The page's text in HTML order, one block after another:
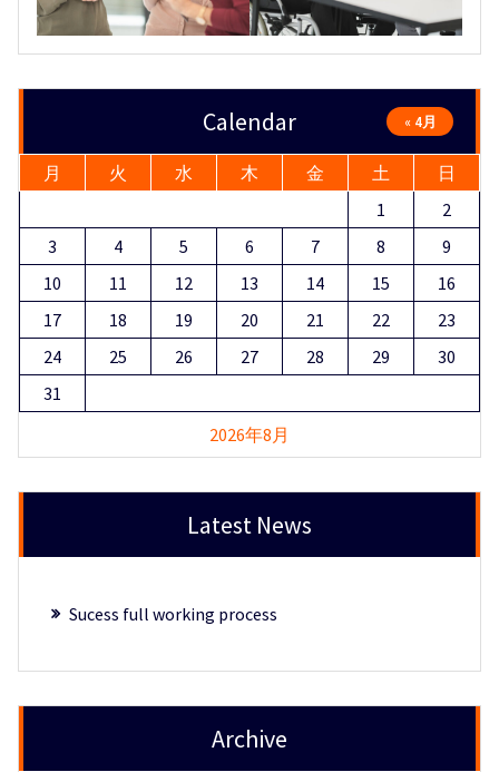
Calendar
2026年8月
月 火 水 木 金 土
日
1
2
3
4 5 6 7 8
9
10
11 12 13 14 15
16
17
18 19 20 21 22
23
24
25 26 27 28 29
30
31
« 4月
Latest News
Sucess full working process
Archive